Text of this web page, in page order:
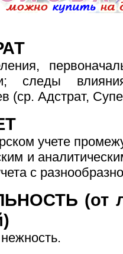
следы
(ср. Адстрат,
учете
и
с
(от